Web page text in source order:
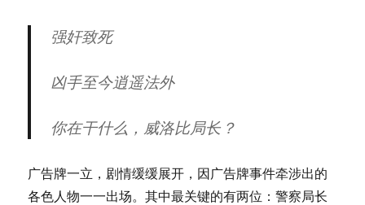
强奸致死
凶手至今逍遥法外
你在干什么，威洛比局长？
广告牌一立，剧情缓缓展开，因广告牌事件牵涉出的
各色人物一一出场。其中最关键的有两位：警察局长